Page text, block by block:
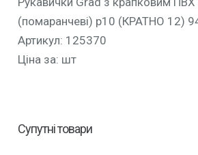
(помаранчеві) р10 (КРАТНО 12)
Артикул: 125370
Ціна за: шт
Супутні товари